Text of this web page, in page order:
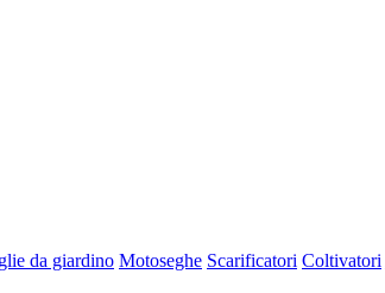
da giardino Motoseghe Scarificatori Coltivatori